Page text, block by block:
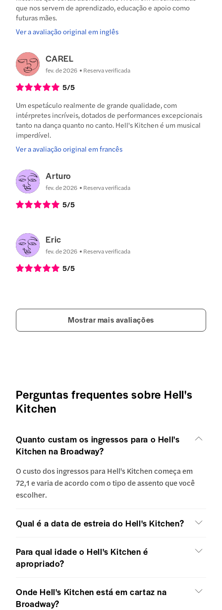
que nos servem de aprendizado, educação e apoio como
futuras mães.
Ver a avaliação original em inglês
CAREL
fev. de 2026 Reserva verificada
5/5
Um espetáculo realmente de grande qualidade, com
intérpretes incríveis, dotados de performances excepcionais
tanto na dança quanto no canto. Hell's Kitchen é um musical
imperdível.
Ver a avaliação original em francês
Arturo
fev. de 2026 Reserva verificada
5/5
Eric
fev. de 2026 Reserva verificada
5/5
Mostrar mais avaliações
Perguntas frequentes sobre Hell's
Kitchen
Quanto custam os ingressos para o Hell's
Kitchen na Broadway?
O custo dos ingressos para Hell's Kitchen começa em
72,1 e varia de acordo com o tipo de assento que você
escolher.
Qual é a data de estreia do Hell's Kitchen?
Para qual idade o Hell's Kitchen é
apropriado?
Onde Hell's Kitchen está em cartaz na
Broadway?